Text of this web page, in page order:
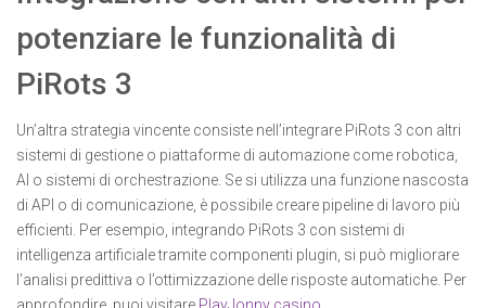
potenziare le funzionalità di
PiRots 3
Un’altra strategia vincente consiste nell’integrare PiRots 3 con altri
sistemi di gestione o piattaforme di automazione come robotica,
AI o sistemi di orchestrazione. Se si utilizza una funzione nascosta
di API o di comunicazione, è possibile creare pipeline di lavoro più
efficienti. Per esempio, integrando PiRots 3 con sistemi di
intelligenza artificiale tramite componenti plugin, si può migliorare
l’analisi predittiva o l’ottimizzazione delle risposte automatiche. Per